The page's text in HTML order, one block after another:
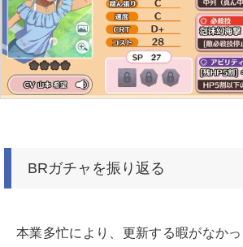
BRガチャを振り返る
本業多忙により、更新する暇がなか